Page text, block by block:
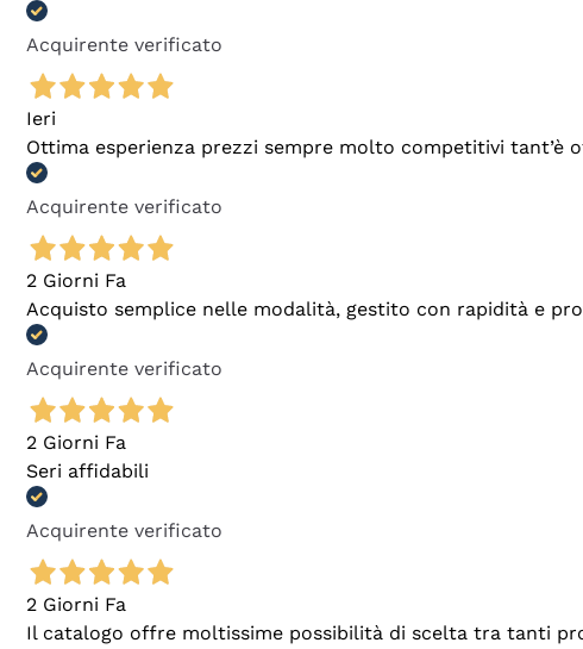
Acquirente verificato
Ieri
Ottima esperienza prezzi sempre molto competitivi tant’è
Acquirente verificato
2 Giorni Fa
Acquisto semplice nelle modalità, gestito con rapidità e
Acquirente verificato
2 Giorni Fa
Seri affidabili
Acquirente verificato
2 Giorni Fa
Il catalogo offre moltissime possibilità di scelta tra tanti